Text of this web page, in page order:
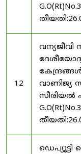
12
വാണിജ്യ
സീരിയൽ
ഡെപ്യൂട്ടി